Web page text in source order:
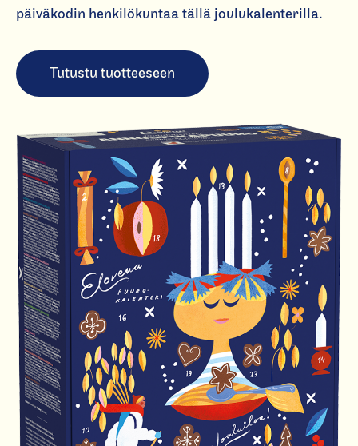
päiväkodin henkilökuntaa tällä joulukalenterilla.
Tutustu tuotteeseen